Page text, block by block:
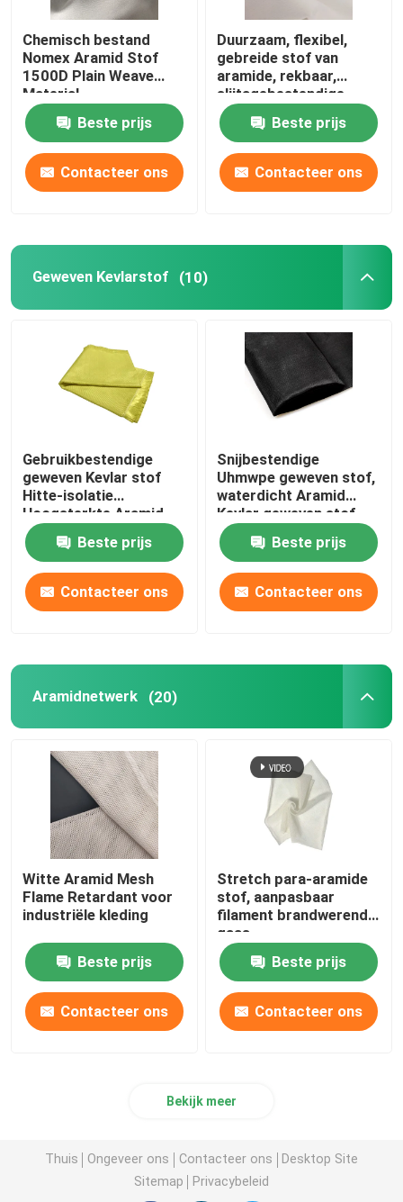
Ongeveer ons
Fabrieksreis
Kwaliteitscontrole
Verzoek om een Citaat
de stof van paragraaf aramid
Geweven Kevlarstof
Aramidnetwerk
industriële gaasstof
Brandwerend stof van Kevlar
Het Filamentgaren van paragraaf Aramid
Camo-stofstof
Geweven Aramideband
de stof van het polyesternetwerk
Aramide transportband
Chemisch bestand
Nomex Aramid Stof
1500D Plain Weave
Material
Beste prijs
Contacteer ons
Duurzaam, flexibel,
gebreide stof van
aramide, rekbaar,
slijtagebestendige
vezelstof
Beste prijs
Contacteer ons
Geweven Kevlarstof (10)
Gebruikbestendige
geweven Kevlar stof
Hitte-isolatie
Hoogsterkte Aramid
stof
Beste prijs
Contacteer ons
Snijbestendige
Uhmwpe geweven stof,
waterdicht Aramid
Kevlar geweven stof
Beste prijs
Contacteer ons
Aramidnetwerk (20)
Witte Aramid Mesh
Flame Retardant voor
industriële kleding
Beste prijs
Contacteer ons
Stretch para-aramide
stof, aanpasbaar
filament brandwerend
gaas
Beste prijs
Contacteer ons
Bekijk meer
Thuis Ongeveer ons Contacteer ons
Desktop Site
Sitemap
Privacybeleid